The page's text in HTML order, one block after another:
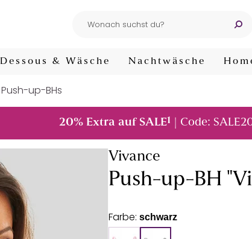
Dessous & Wäsche Nachtwäsche
Push-up-BHs
20% Extra auf SALE1 | Code:
Vivance
Push-up-BH
Farbe: schwarz